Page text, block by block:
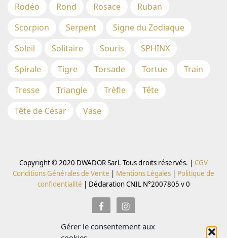
Gérer le consentement aux
Rodéo
Rond Rosace
Ruban
Scorpion
Serpent
Signe du Zodiaque
Soleil
Solitaire Souris
SPHINX
Spirale
Tigre Torsade Tortue
Train
Tresse
Triangle Trèfle
Tête
Tête de César
Vase
Copyright © 2020 DWADOR Sarl. Tous droits réservés. | CGV
Conditions Générales de Vente | Mentions Légales | Politique de
confidentialité | Déclaration CNIL N°2007805 v 0
Inscrivez vous à la Newsletter pour recevoir des codes